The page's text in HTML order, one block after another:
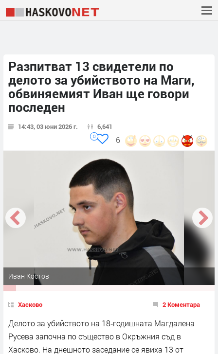
Разпитват 13 свидетели по
делото за убийството на Маги,
обвиняемият Иван ще говори
последен
14:43, 03 юни 2026 г. 6,641
6
0
Иван Костов
Хасково 2 Коментара
Делото за убийството на 18‑годишната Магдалена
Русева започна по същество в Окръжния съд в
Хасково. На днешното заседание се явиха 13 от